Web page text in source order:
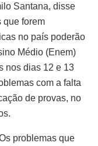
Santana, disse
que forem
no país poderão
Médio (Enem)
nos dias 12 e 13
com a falta
de provas, no
problemas que